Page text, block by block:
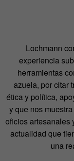
Lochmann
experiencia
herramientas
azuela, por citar
ética y política,
y que nos
oficios artesanales
actualidad que
una